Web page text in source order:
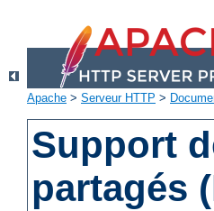
Apache > Serveur HTTP >
Support
partagés